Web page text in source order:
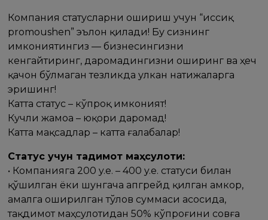
Компания статусларни ошириш учун “иссиқ
promoushen” эълон қилади! Бу сизнинг
имкониятингиз — бизнесингизни
кенгайтиринг, даромадингизни оширинг ва ҳеч
қачон бўлмаган тезликда улкан натижаларга
эришинг!
Катта статус – кўпроқ имконият!
Кучли жамоа – юқори даромад!
Катта мақсадлар – катта ғалабалар!
Статус учун тақдимот маҳсулоти:
• Компанияга 200 y.e. – 400 y.e. статуси билан
қўшилган ёки шунгача апгрейд қилган Ҳамкор,
амалга оширилган тўлов суммаси асосида,
тақдимот маҳсулотидан 50% кўпроғини совға